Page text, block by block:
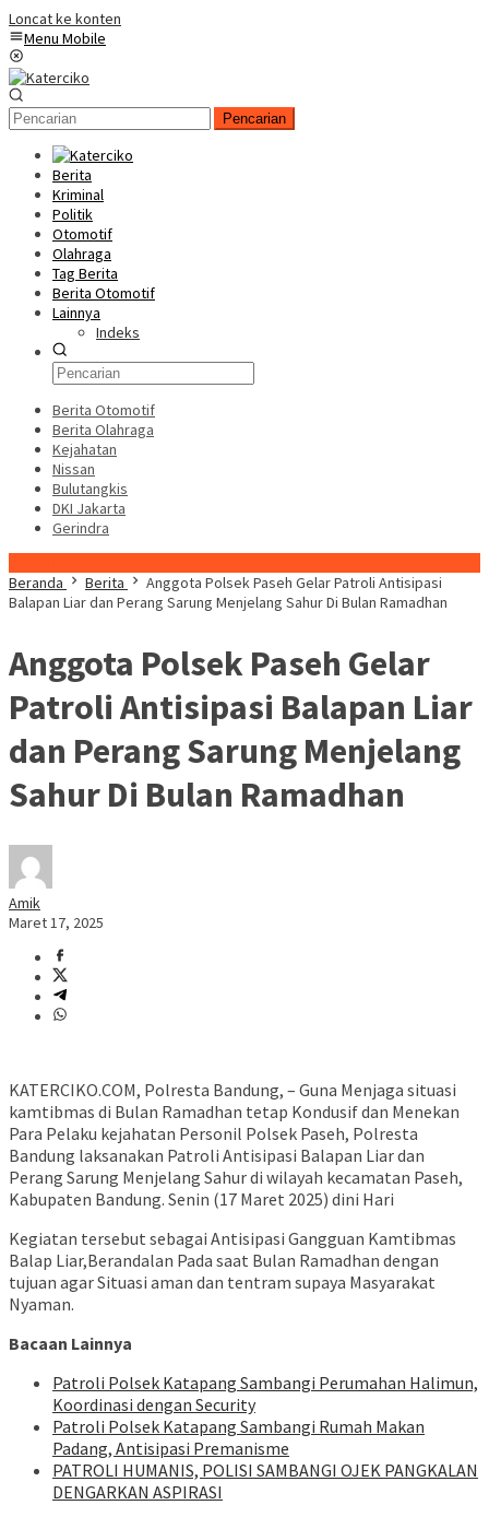
Loncat ke konten
Menu Mobile
Pencarian
Berita
Kriminal
Politik
Otomotif
Olahraga
Tag Berita
Berita Otomotif
Lainnya
Indeks
Berita Otomotif
Berita Olahraga
Kejahatan
Nissan
Bulutangkis
DKI Jakarta
Gerindra
Beranda
Berita
Anggota Polsek Paseh Gelar Patroli Antisipasi
Balapan Liar dan Perang Sarung Menjelang Sahur Di Bulan Ramadhan
Anggota Polsek Paseh Gelar
Patroli Antisipasi Balapan Liar
dan Perang Sarung Menjelang
Sahur Di Bulan Ramadhan
Amik
Maret 17, 2025
KATERCIKO.COM, Polresta Bandung, – Guna Menjaga situasi
kamtibmas di Bulan Ramadhan tetap Kondusif dan Menekan
Para Pelaku kejahatan Personil Polsek Paseh, Polresta
Bandung laksanakan Patroli Antisipasi Balapan Liar dan
Perang Sarung Menjelang Sahur di wilayah kecamatan Paseh,
Kabupaten Bandung. Senin (17 Maret 2025) dini Hari
Kegiatan tersebut sebagai Antisipasi Gangguan Kamtibmas
Balap Liar,Berandalan Pada saat Bulan Ramadhan dengan
tujuan agar Situasi aman dan tentram supaya Masyarakat
Nyaman.
Bacaan Lainnya
‎Patroli Polsek Katapang Sambangi Perumahan Halimun,
Koordinasi dengan Security
‎Patroli Polsek Katapang Sambangi Rumah Makan
Padang, Antisipasi Premanisme
‎PATROLI HUMANIS, POLISI SAMBANGI OJEK PANGKALAN
DENGARKAN ASPIRASI